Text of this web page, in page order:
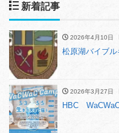
新着記事
2026年4月10日
松原湖バイブル
2026年3月27日
HBC